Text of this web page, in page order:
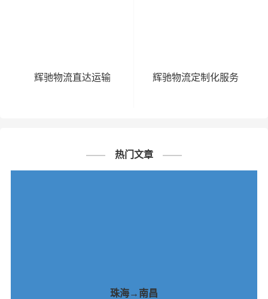
辉驰物流直达运输 辉驰物流定制化服务
热门文章
珠海→南昌